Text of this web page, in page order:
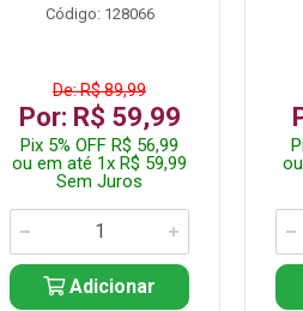
Código: 128066
De: R$ 89,99
Por: R$ 59,99
Pix 5% OFF R$ 56,99
ou em até 1x R$ 59,99
Sem Juros
Adicionar